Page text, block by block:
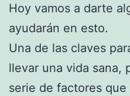
Hoy vamos a darte
ayudarán en esto.
Una de las claves
llevar una vida sana,
serie de factores